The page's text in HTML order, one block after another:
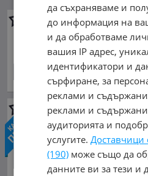
Man
20 000 €
39 116.60
март 2025 г.,
обл. София, с.
Scania
При
Цената е
декември
обл. София, с.
да съхраняваме и
до информация на
и да обработваме
вашия IP адрес,
идентификатори и
сърфиране, за
реклами и
реклами и
аудиторията и
услугите.Доставчици
(190) може също да
данните ви за тези и